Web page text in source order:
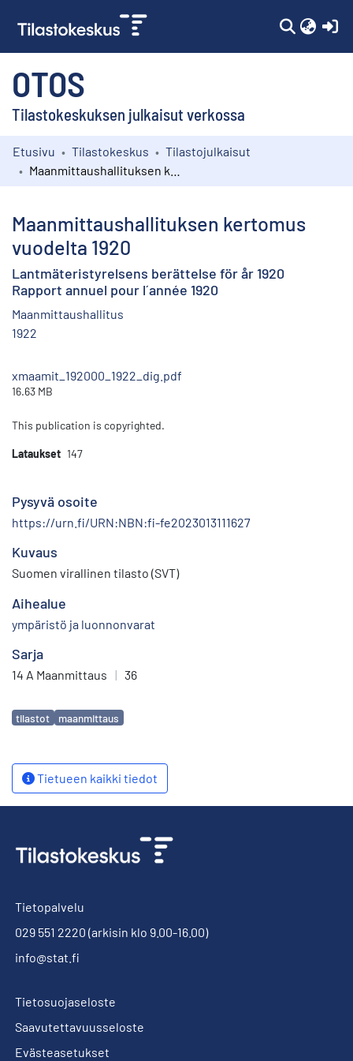
OTOS
Tilastokeskuksen julkaisut verkossa
Kokoelmat
Etusivu Tilastokeskus
Tilastojulkaisut
Maanmittaushallituksen kertomus
vuodelta 1920
Lantmäteristyrelsens berättelse för år 1920
Rapport annuel pour l´année 1920
Maanmittaushallitus
1922
xmaamit_192000_1922_dig.pdf
16.63 MB
This publication is copyrighted.
Lataukset 147
Pysyvä osoite
https://urn.fi/URN:NBN:fi-fe2023013111627
Kuvaus
Suomen virallinen tilasto (SVT)
Aihealue
ympäristö ja luonnonvarat
Sarja
14 A Maanmittaus | 36
Avainsanat
tilastot maanmittaus
Tietueen kaikki tiedot
Tietopalvelu
029 551 2220 (arkisin klo 9.00-16.00)
info@stat.fi
Tietosuojaseloste
Saavutettavuusseloste
Evästeasetukset